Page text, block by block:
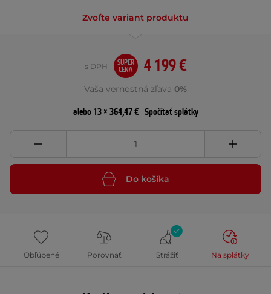
Zvoľte variant produktu
4 199 €
s DPH
SUPER
CENA
Vaša vernostná zľava 0%
alebo 13 × 364,47 € Spočítať splátky
Do košíka
Obľúbené Porovnať Strážiť Na splátky